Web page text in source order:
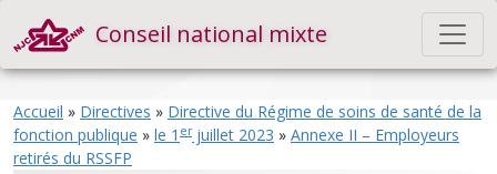
Conseil national mixte
Accueil » Directives » Directive du Régime de soins de santé de la
fonction publique » le 1 erjuillet 2023 » Annexe II – Employeurs
retirés du RSSFP